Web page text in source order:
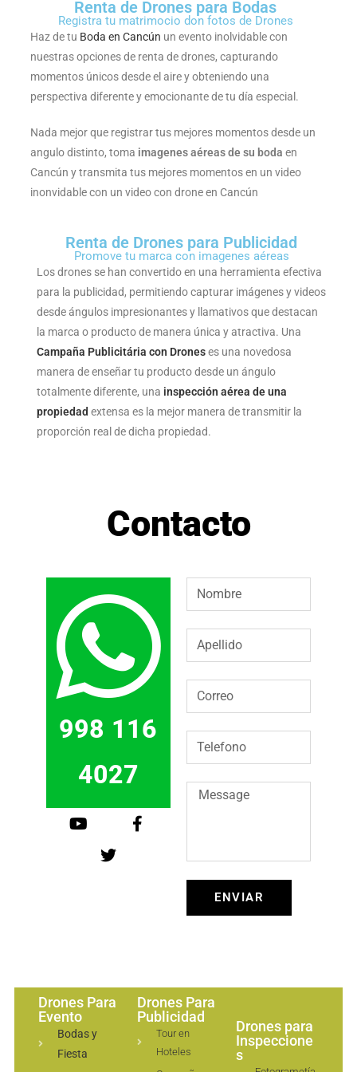
los
cam
de
clim
tien
en
más
tiem
aut
ono
mia
de
vuel
o
DR
O
NE
S
RO
BU
ST
OS
Y
RE
TE
NT
ES
ura
los
dro
ción
, su
vuel
oes
más
mej
ores
OG
IA
DA
EN
DR
O
NE
S
La
tecn
olog
ía
los
dro
nes
ha
nza
do
eno
rme
men
ima
gne
s de
alta
reso
luci
ón.
gen
es
nítid
as y
det
das
que
te
rán
disf
ruta
r de
tus
recu
erd
os
en
alta
Renta de Drones para Bodas
Registra tu matrimocio don fotos de Drones
Haz de tu Boda en Cancún un evento inolvidable con
nuestras opciones de renta de drones, capturando
momentos únicos desde el aire y obteniendo una
perspectiva diferente y emocionante de tu día especial.
Nada mejor que registrar tus mejores momentos desde un
angulo distinto, toma imagenes aéreas de su boda en
Cancún y transmita tus mejores momentos en un video
inonvidable con un video con drone en Cancún
Renta de Drones para Publicidad
Promove tu marca con imagenes aéreas
Los drones se han convertido en una herramienta efectiva
para la publicidad, permitiendo capturar imágenes y videos
desde ángulos impresionantes y llamativos que destacan
la marca o producto de manera única y atractiva. Una
Campaña Publicitária con Droneses una novedosa
manera de enseñar tu producto desde un ángulo
totalmente diferente, una inspección aérea de una
propiedad extensa es la mejor manera de transmitir la
proporción real de dicha propiedad.
Contacto
998 116
4027
ENVIAR
Drones Para
Evento
Bodas y
Fiesta
Drones Para
Publicidad
Tour en
Hoteles
Drones para
Inspeccione
s